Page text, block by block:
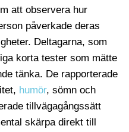
att observera hur
påverkade deras
Deltagarna, som
korta tester som mätte
tänka. De rapporterade
humör, sömn och
tillvägagångssätt
skärpa direkt till